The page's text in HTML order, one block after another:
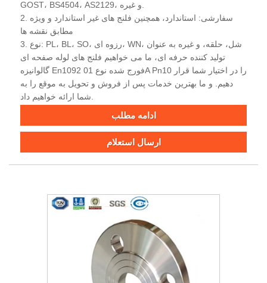
2. سفارشی: استاندارد، همچنین فلنج های غیر استاندارد و ویژه
مطابق نقشه ها
3. نوع: PL، BL، SO، رزوه ای، WN، شل، حلقه، و غیره به عنوان
تولید کننده حرفه ای، ما می خواهیم فلنج های لوله صفحه ای
گالوانیزه En1092 فورج شده نوع 01A Pn10 را در اختیار شما قرار
دهیم. و ما بهترین خدمات پس از فروش و تحویل به موقع را به
ادامه مطلب
ارسال استعلام